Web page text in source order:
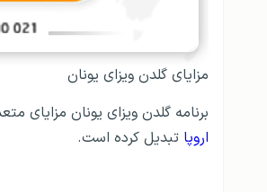
مزایای گلدن ویزای یونان
برنامه گلدن ویزای یونان مزایای
اروپا تبدیل کرده است.